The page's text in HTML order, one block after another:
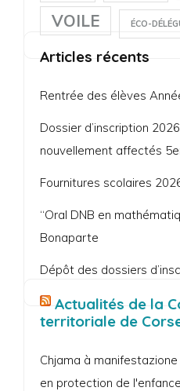
VOILE ÉCO-
Articles récents
Rentrée des élèves
Dossier d’inscription
nouvellement affectés
Fournitures scolaires
“Oral DNB en
Bonaparte
Dépôt des dossiers
Actualités de la
territoriale de
Chjama à
en protection de